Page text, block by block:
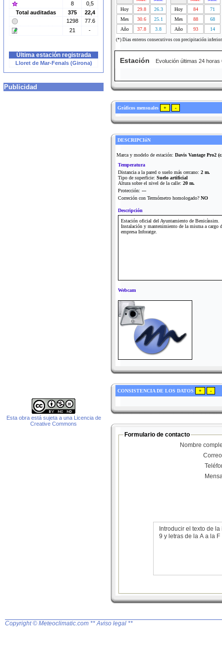
8
0,5
Total auditadas
375
22,4
1298
77.6
21
-
Última estación registrada
Lloret de Mar-Fenals (Girona)
Publicidad
Esta obra está sujeta a una Licencia de
Creative Commons
Hoy
29.8 26.3 Hoy 84
71
Mes
30.6 25.1 Mes 88
68
Año
37.8 3.8 Año 93 14
(*) Dias enteros consecutivos con precipitación inferior
Estación Evolución últimas 24 horas
Gráficos mensuales
DESCRIPCIóN
Marca y modelo de estación: Davis Vantage Pro2
Temperatura
Distancia a la pared o suelo más cercano: 2 m.
Tipo de superficie: Suelo artificial
Altura sobre el nivel de la calle: 20 m.
Protección: ---
Correción con Termómetro homologado? NO
Descripción
Estación oficial del Ayuntamiento de Benicàssim.
Instalación y mantenimiento de la misma a cargo
empresa Inforatge.
Webcam
CONSISTENCIA DE LOS DATOS
Formulario de contacto
Nombre
Introducir el texto de
9 y letras de la A a la F
Copyright © Meteoclimatic.com ** Aviso legal **